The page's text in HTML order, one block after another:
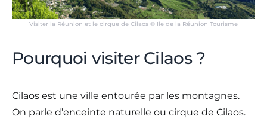
Visiter la Réunion et le cirque de Cilaos © Ile de la Réunion Tourisme
Pourquoi visiter Cilaos ?
Cilaos est une ville entourée par les montagnes.
On parle d’enceinte naturelle ou cirque de Cilaos.